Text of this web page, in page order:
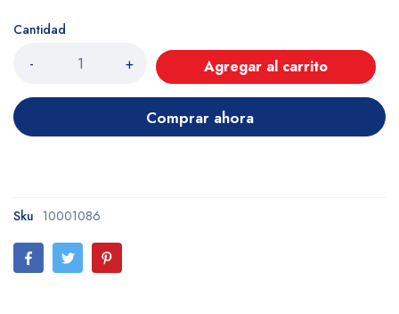
Cantidad
- + Agregar al carrito
Comprar ahora
Sku 10001086